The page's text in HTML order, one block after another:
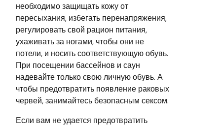
необходимо защищать кожу от
пересыхания, избегать перенапряжения,
регулировать свой рацион питания,
ухаживать за ногами, чтобы они не
потели, и носить соответствующую обувь.
При посещении бассейнов и саун
надевайте только свою личную обувь. А
чтобы предотвратить появление раковых
червей, занимайтесь безопасным сексом.
Если вам не удается предотвратить